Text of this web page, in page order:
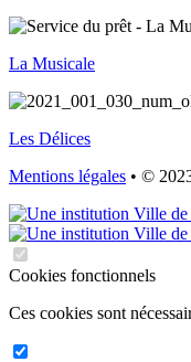
La Musicale
Les Délices
Mentions légales • ©
Cookies fonctionnels
Ces cookies sont